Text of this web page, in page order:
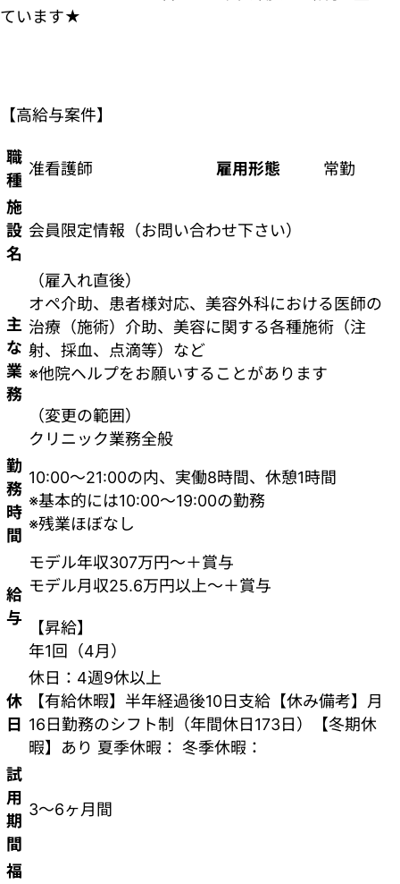
ています★
【高給与案件】
職
種
准看護師 雇用形態 常勤
施
設
名
会員限定情報（お問い合わせ下さい）
主
な
業
務
（雇入れ直後）
オペ介助、患者様対応、美容外科における医師の
治療（施術）介助、美容に関する各種施術（注
射、採血、点滴等）など
※他院ヘルプをお願いすることがあります
（変更の範囲）
クリニック業務全般
勤
務
時
間
10:00～21:00の内、実働8時間、休憩1時間
※基本的には10:00～19:00の勤務
※残業ほぼなし
給
与
モデル年収307万円～＋賞与
モデル月収25.6万円以上～＋賞与
【昇給】
年1回（4月）
休
日
休日：4週9休以上
【有給休暇】半年経過後10日支給【休み備考】月
16日勤務のシフト制（年間休日173日）【冬期休
暇】あり 夏季休暇： 冬季休暇：
試
用
期
間
3～6ヶ月間
福